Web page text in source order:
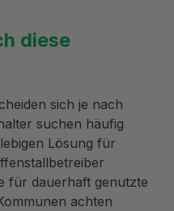
diese
sich je nach
suchen häufig
Lösung für
für dauerhaft genutzte
achten